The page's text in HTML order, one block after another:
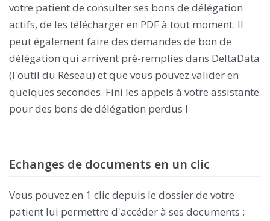
votre patient de consulter ses bons de délégation
actifs, de les télécharger en PDF à tout moment. Il
peut également faire des demandes de bon de
délégation qui arrivent pré-remplies dans DeltaData
(l'outil du Réseau) et que vous pouvez valider en
quelques secondes. Fini les appels à votre assistante
pour des bons de délégation perdus !
Echanges de documents en un clic
Vous pouvez en 1 clic depuis le dossier de votre
patient lui permettre d'accéder à ses documents :